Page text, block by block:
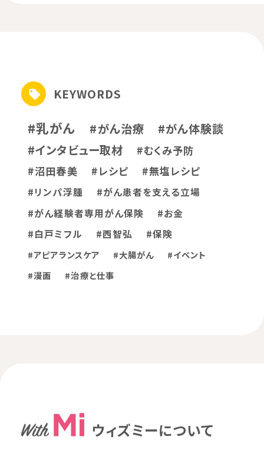
KEYWORDS
#乳がん #がん治療
#がん体験談
#インタビュー取材
#むくみ予防
#沼田春美
#レシピ #無塩レシピ
#リンパ浮腫
#がん患者を支える立場
#がん経験者専用がん保険
#お金
#白戸ミフル
#西智弘 #保険
#アピアランスケア #大腸がん
#イベント
#漫画
#治療と仕事
ウィズミーについて